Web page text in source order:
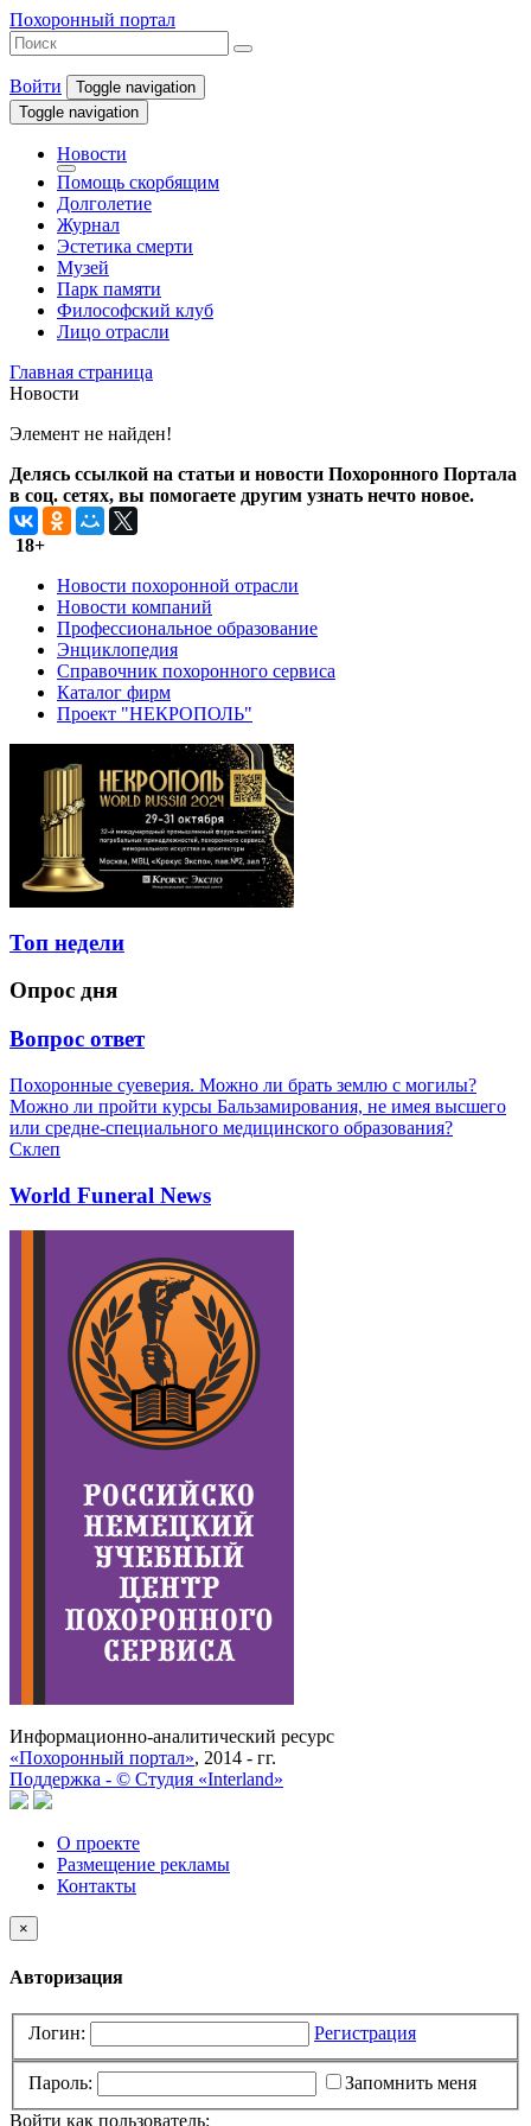
Похоронный портал
Войти
Toggle navigation
Toggle navigation
Новости
Помощь скорбящим
Долголетие
Журнал
Эстетика смерти
Музей
Парк памяти
Философский клуб
Лицо отрасли
Главная страница
Новости
Элемент не найден!
Делясь ссылкой на статьи и новости Похоронного Портала
в соц. сетях, вы помогаете другим узнать нечто новое.
18+
Новости похоронной отрасли
Новости компаний
Профессиональное образование
Энциклопедия
Справочник похоронного сервиса
Каталог фирм
Проект "НЕКРОПОЛЬ"
Топ недели
Опрос дня
Вопрос ответ
Похоронные суеверия. Можно ли брать землю с могилы?
Можно ли пройти курсы Бальзамирования, не имея высшего
или средне-специального медицинского образования?
Склеп
World Funeral News
Информационно-аналитический ресурс
«Похоронный портал», 2014 - гг.
Поддержка - © Cтудия «Interland»
О проекте
Размещение рекламы
Контакты
×
Авторизация
Логин: Регистрация
Пароль:
Запомнить меня
Войти как пользователь: